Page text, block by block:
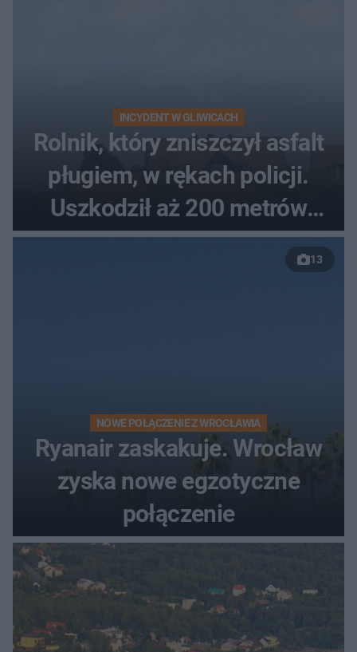
INCYDENT W GLIWICACH
Rolnik, który zniszczył asfalt
pługiem, w rękach policji.
Uszkodził aż 200 metrów
nowej drogi
13
NOWE POŁĄCZENIE Z WROCŁAWIA
Ryanair zaskakuje. Wrocław
zyska nowe egzotyczne
połączenie